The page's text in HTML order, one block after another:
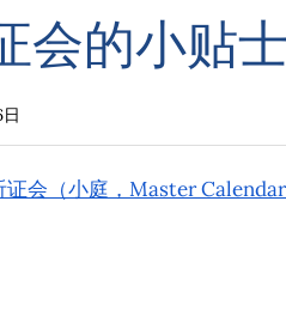
会的小贴
证会（小庭，Master Calendar